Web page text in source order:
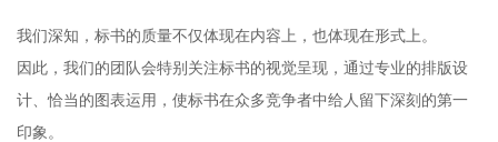
我们深知，标书的质量不仅体现在内容上，也体现在形式上。
因此，我们的团队会特别关注标书的视觉呈现，通过专业的排版设
计、恰当的图表运用，使标书在众多竞争者中给人留下深刻的第一
印象。